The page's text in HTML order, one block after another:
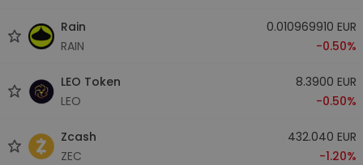
Rain
RAIN
0.010969910 EUR
-0.50%
LEO Token
LEO
8.3900 EUR
-0.50%
Zcash
ZEC
432.040 EUR
-1.20%